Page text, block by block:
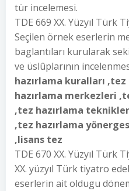
tür incelemesi.
TDE 669 XX. Yüzyıl Türk
Seçilen örnek eserlerin
baglantıları kurularak
ve üslûplarının
hazırlama kuralları
hazırlama merkezleri
,tez hazırlama
,tez hazırlama
,lisans tez
TDE 670 XX. Yüzyıl Türk
XX. yüzyıl Türk tiyatro
eserlerin ait oldugu